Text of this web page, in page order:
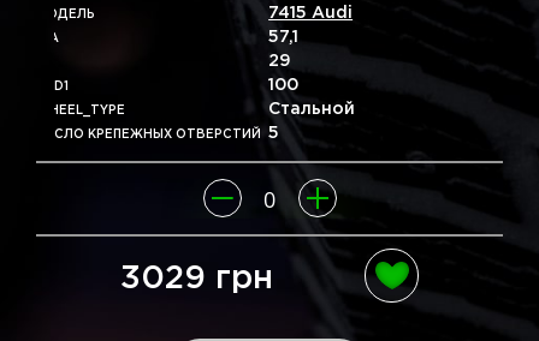
МОДЕЛЬ 7415 Audi
DIA 57,1
29
PCD1 100
WHEEL_TYPE Стальной
ЧИСЛО КРЕПЕЖНЫХ ОТВЕРСТИЙ 5
3029 грн